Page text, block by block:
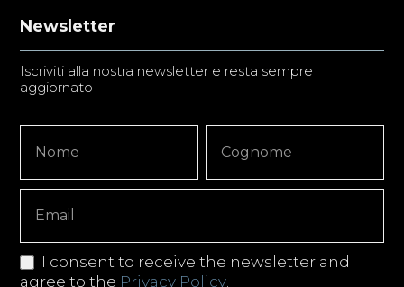
Newsletter
Iscriviti alla nostra newsletter e resta sempre
aggiornato
Signup
Copy
I consent to receive the newsletter and
agree to the Privacy Policy